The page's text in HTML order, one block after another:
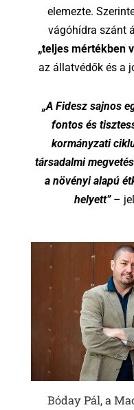
elemezte.
vágóhídra szánt
„teljes mértékben
az állatvédők és a
„A Fidesz sajnos
fontos és
kormányzati
társadalmi
a növényi alapú
helyett”–
Bóday Pál, a